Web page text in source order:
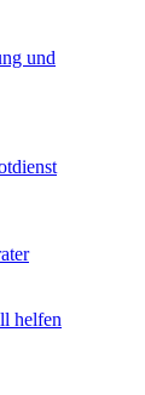
und
helfen